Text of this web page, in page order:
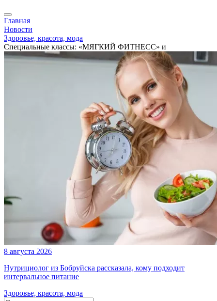
Главная
Новости
Здоровье, красота, мода
Специальные классы: «МЯГКИЙ ФИТНЕСС» и
8 августа 2026
Нутрициолог из Бобруйска рассказала, кому подходит
интервальное питание
Здоровье, красота, мода